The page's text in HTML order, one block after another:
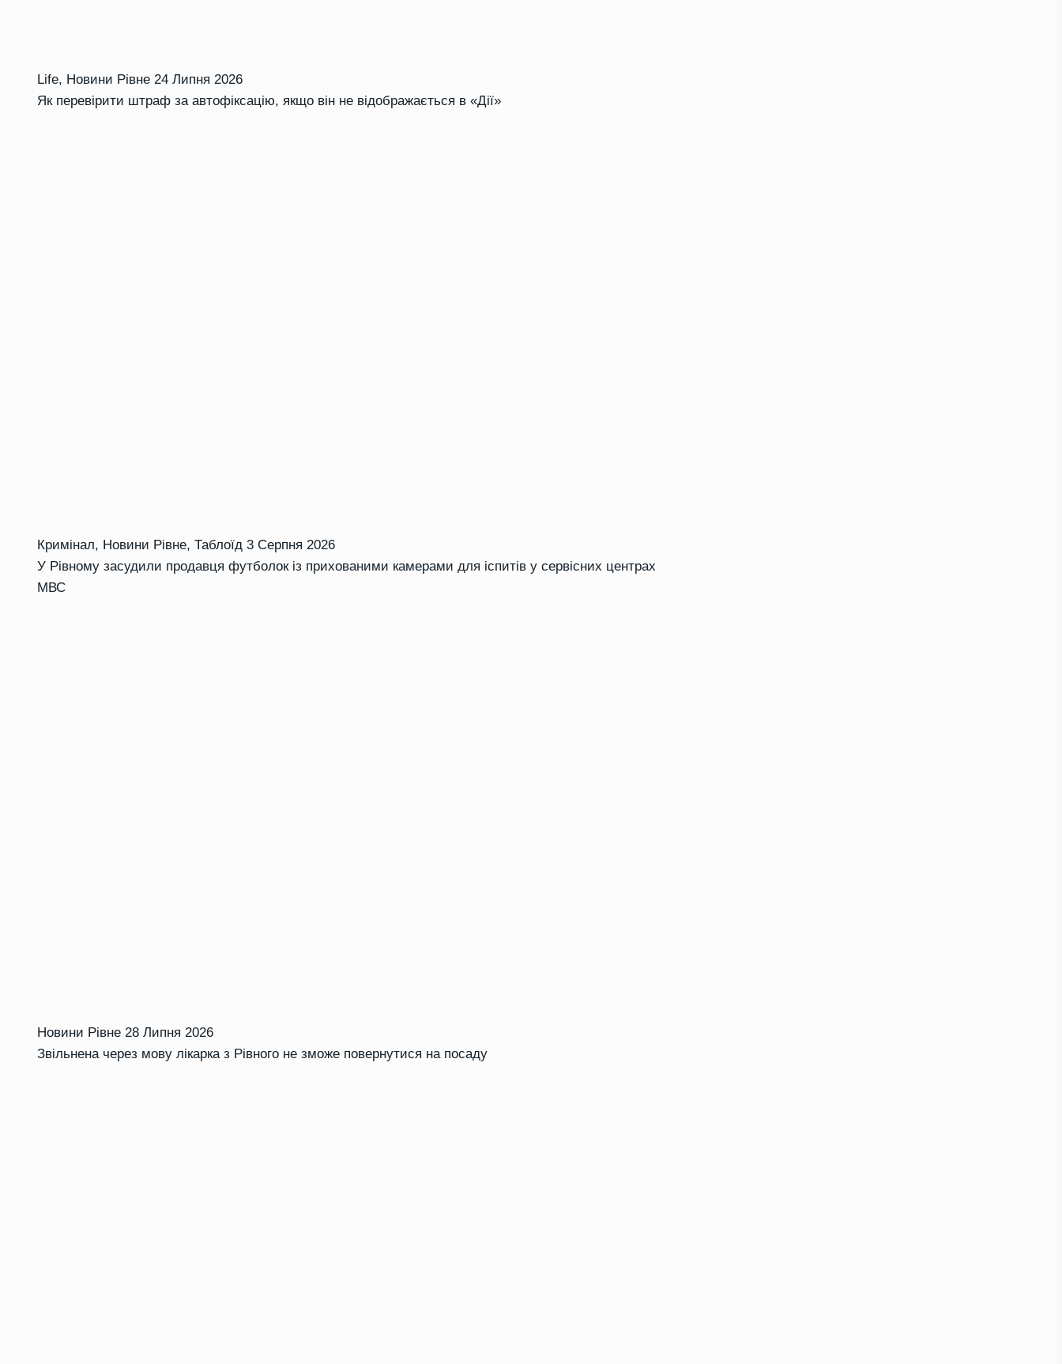
Life, Новини Рівне 24 Липня 2026
Як перевірити штраф за автофіксацію, якщо він не відображається в «Дії»
Кримінал, Новини Рівне, Таблоїд 3 Серпня 2026
У Рівному засудили продавця футболок із прихованими камерами для іспитів у сервісних центрах
МВС
Новини Рівне 28 Липня 2026
Звільнена через мову лікарка з Рівного не зможе повернутися на посаду